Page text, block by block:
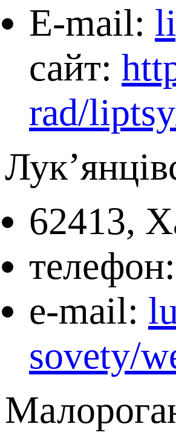
E-mail:
сайт:
rad/
62413,
e-mail:
sovety/